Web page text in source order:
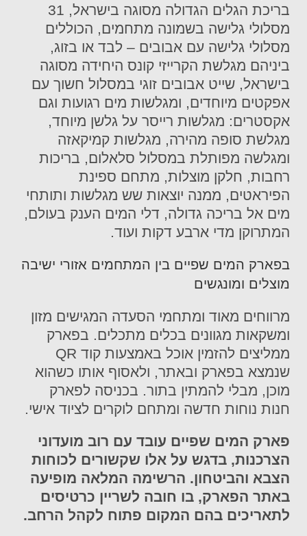
בריכת הגלים הגדולה מסוגה בישראל, 31
מסלולי גלישה בשמונה מתחמים, הכוללים
מסלולי גלישה עם אבובים – לבד או בזוג,
ביניהם מגלשת הקרייזי קונס היחידה מסוגה
בישראל, שייט אבובים זוגי במסלול חשוך עם
אפקטים מיוחדים, ומגלשות מים רגועות וגם
אקסטרים: מגלשות רייסר על גלשן מיוחד,
מגלשת סופה מהירה, מגלשות קמיקאזה
ומגלשה מפותלת במסלול סלאלום, בריכות
רחבות, חלקן מוצלות, מתחם ספינת
הפיראטים, ממנה יוצאות שש מגלשות ותותחי
מים אל בריכה גדולה, דלי המים הענק בעולם,
המתרוקן מדי ארבע דקות ועוד.
בפארק המים שפיים בין המתחמים אזורי ישיבה
מוצלים ומונגשים
מרווחים מאוד ומתחמי הסעדה המגישים מזון
ומשקאות מגוונים בכלים מתכלים. בפארק
ממליצים להזמין אוכל באמצעות קוד QR
שנמצא בפארק ובאתר, ולאסוף אותו כשהוא
מוכן, מבלי להמתין בתור. בכניסה לפארק
חנות נוחות חדשה ומתחם לוקרים לציוד אישי.
פארק המים שפיים עובד עם רוב מועדוני
הצרכנות, בדגש על אלו שקשורים לכוחות
הצבא והביטחון. הרשימה המלאה מופיעה
באתר הפארק, בו חובה לשריין כרטיסים
לתאריכים בהם המקום פתוח לקהל הרחב.